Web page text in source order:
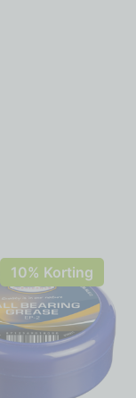
10% Korting